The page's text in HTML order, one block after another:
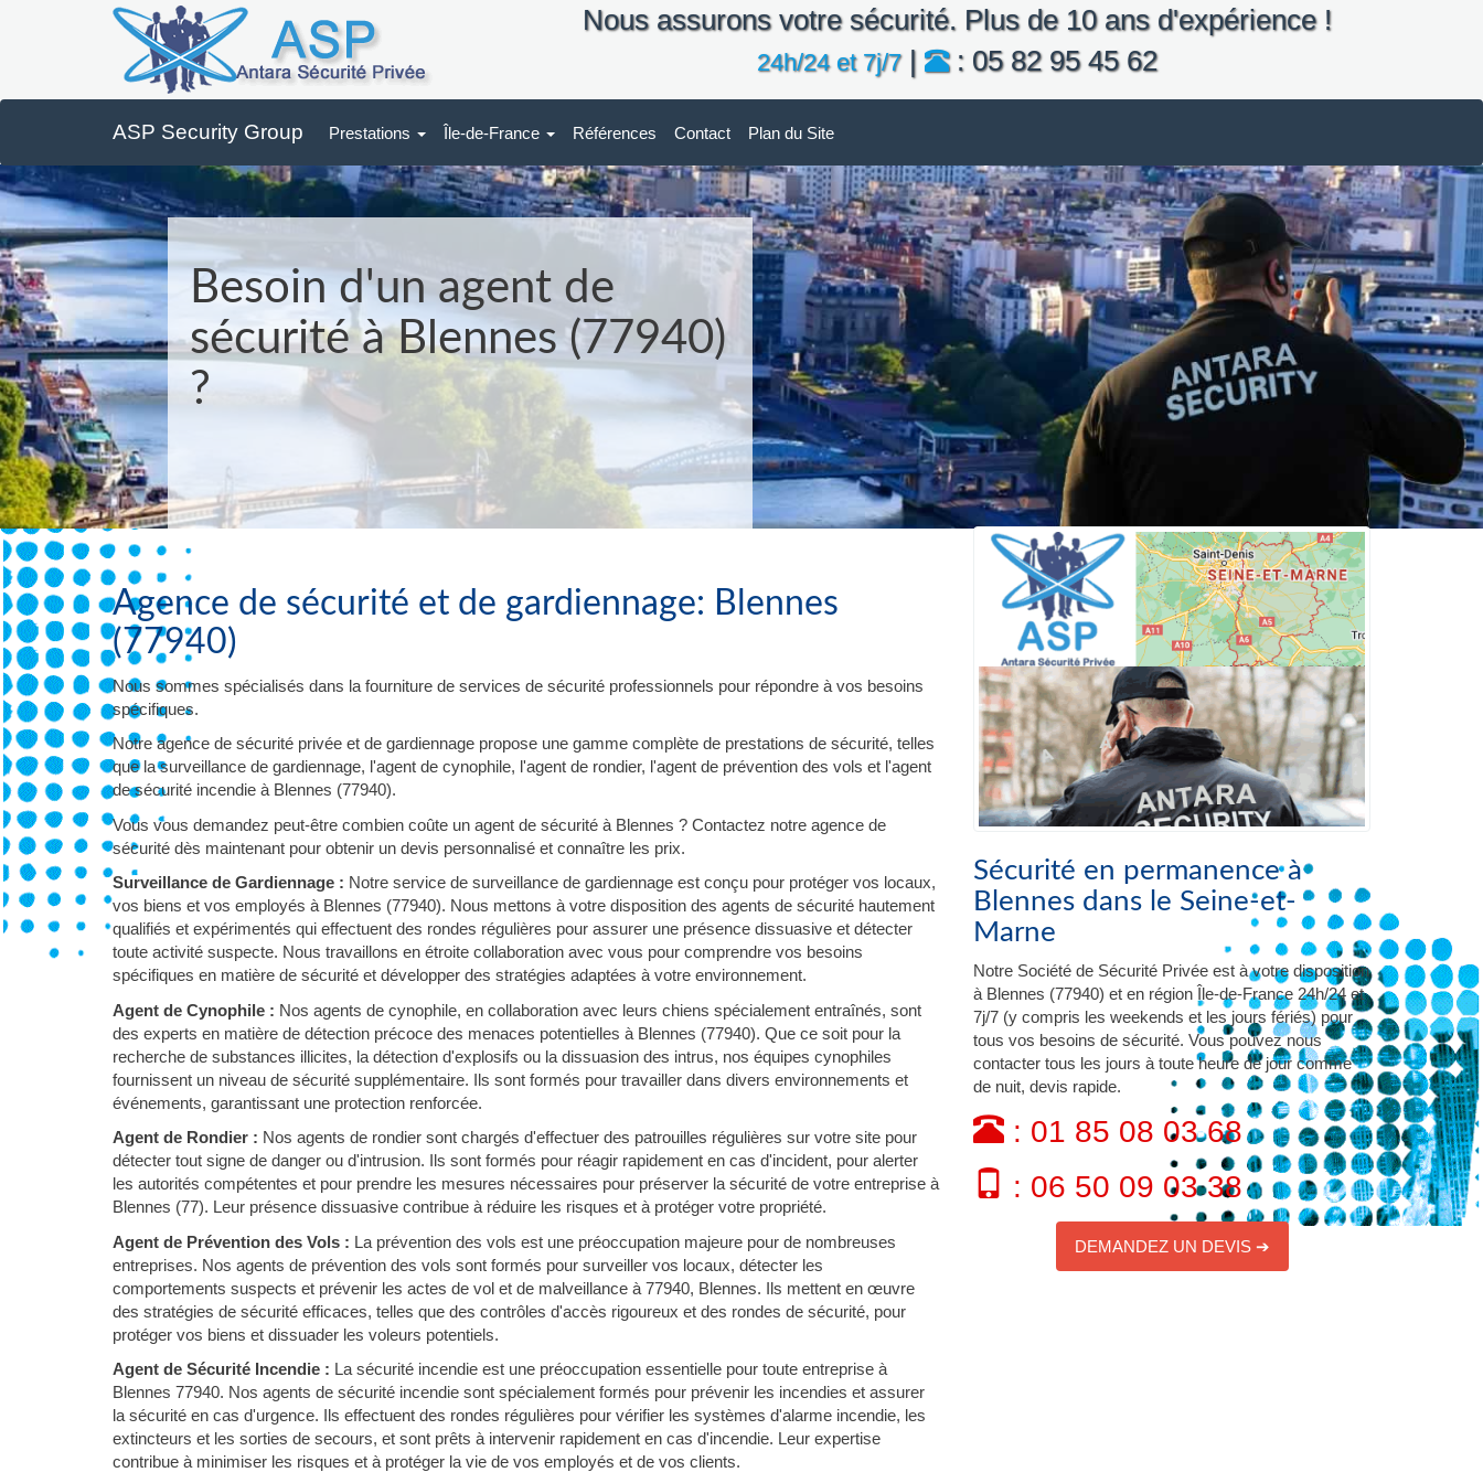
Nous assurons votre sécurité. Plus de 10 ans d'expérience !
24h/24 et 7j/7| : 05 82 95 45 62
ASP Security Group Prestations Île-de-France Références Contact Plan du Site
Besoin d'un agent de
sécurité à Blennes (77940)
?
Agence de sécurité et de gardiennage: Blennes
(77940)
Nous sommes spécialisés dans la fourniture de services de sécurité professionnels pour répondre à vos besoins
spécifiques.
Notre agence de sécurité privée et de gardiennage propose une gamme complète de prestations de sécurité, telles
que la surveillance de gardiennage, l'agent de cynophile, l'agent de rondier, l'agent de prévention des vols et l'agent
de sécurité incendie à Blennes (77940).
Vous vous demandez peut-être combien coûte un agent de sécurité à Blennes ? Contactez notre agence de
sécurité dès maintenant pour obtenir un devis personnalisé et connaître les prix.
Surveillance de Gardiennage : Notre service de surveillance de gardiennage est conçu pour protéger vos locaux,
vos biens et vos employés à Blennes (77940). Nous mettons à votre disposition des agents de sécurité hautement
qualifiés et expérimentés qui effectuent des rondes régulières pour assurer une présence dissuasive et détecter
toute activité suspecte. Nous travaillons en étroite collaboration avec vous pour comprendre vos besoins
spécifiques en matière de sécurité et développer des stratégies adaptées à votre environnement.
Agent de Cynophile : Nos agents de cynophile, en collaboration avec leurs chiens spécialement entraînés, sont
des experts en matière de détection précoce des menaces potentielles à Blennes (77940). Que ce soit pour la
recherche de substances illicites, la détection d'explosifs ou la dissuasion des intrus, nos équipes cynophiles
fournissent un niveau de sécurité supplémentaire. Ils sont formés pour travailler dans divers environnements et
événements, garantissant une protection renforcée.
Agent de Rondier : Nos agents de rondier sont chargés d'effectuer des patrouilles régulières sur votre site pour
détecter tout signe de danger ou d'intrusion. Ils sont formés pour réagir rapidement en cas d'incident, pour alerter
les autorités compétentes et pour prendre les mesures nécessaires pour préserver la sécurité de votre entreprise à
Blennes (77). Leur présence dissuasive contribue à réduire les risques et à protéger votre propriété.
Agent de Prévention des Vols : La prévention des vols est une préoccupation majeure pour de nombreuses
entreprises. Nos agents de prévention des vols sont formés pour surveiller vos locaux, détecter les
comportements suspects et prévenir les actes de vol et de malveillance à 77940, Blennes. Ils mettent en œuvre
des stratégies de sécurité efficaces, telles que des contrôles d'accès rigoureux et des rondes de sécurité, pour
protéger vos biens et dissuader les voleurs potentiels.
Agent de Sécurité Incendie : La sécurité incendie est une préoccupation essentielle pour toute entreprise à
Blennes 77940. Nos agents de sécurité incendie sont spécialement formés pour prévenir les incendies et assurer
la sécurité en cas d'urgence. Ils effectuent des rondes régulières pour vérifier les systèmes d'alarme incendie, les
extincteurs et les sorties de secours, et sont prêts à intervenir rapidement en cas d'incendie. Leur expertise
contribue à minimiser les risques et à protéger la vie de vos employés et de vos clients.
Sécurité en permanence à
Blennes dans le Seine-et-
Marne
Notre Société de Sécurité Privée est à votre disposition
à Blennes (77940) et en région Île-de-France 24h/24 et
7j/7 (y compris les weekends et les jours fériés) pour
tous vos besoins de sécurité. Vous pouvez nous
contacter tous les jours à toute heure de jour comme
de nuit, devis rapide.
: 01 85 08 03 68
: 06 50 09 03 38
DEMANDEZ UN DEVIS ➔